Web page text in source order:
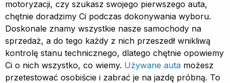
motoryzacji, czy szukasz swojego pierwszego auta,
chętnie doradzimy Ci podczas dokonywania wyboru.
Doskonale znamy wszystkie nasze samochody na
sprzedaż, a do tego każdy z nich przeszedł wnikliwą
kontrolę stanu technicznego, dlatego chętnie opowiemy
Ci o nich wszystko, co wiemy. Używane auta możesz
przetestować osobiście i zabrać je na jazdę próbną. To